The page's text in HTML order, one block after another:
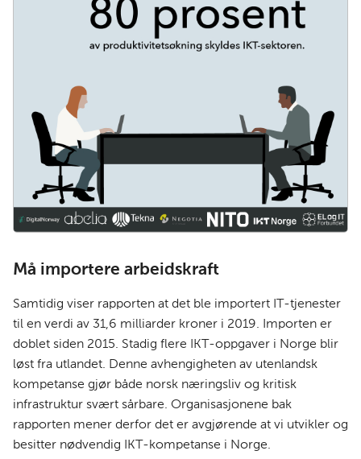
Må importere arbeidskraft
Samtidig viser rapporten at det ble importert IT-tjenester
til en verdi av 31,6 milliarder kroner i 2019. Importen er
doblet siden 2015. Stadig flere IKT-oppgaver i Norge blir
løst fra utlandet. Denne avhengigheten av utenlandsk
kompetanse gjør både norsk næringsliv og kritisk
infrastruktur svært sårbare. Organisasjonene bak
rapporten mener derfor det er avgjørende at vi utvikler og
besitter nødvendig IKT-kompetanse i Norge.